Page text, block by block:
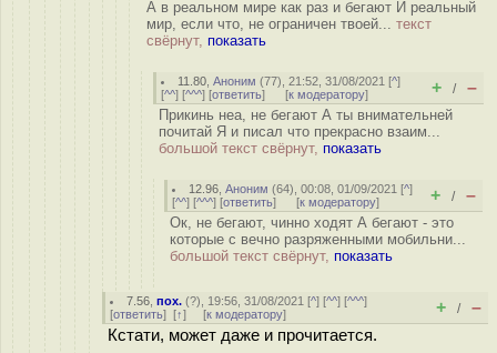
А в реальном мире как раз и бегают И реальный
мир, если что, не ограничен твоей... текст
свёрнут, показать
11.80 ,Аноним (77), 21:52, 31/08/2021 [^]
[^^] [^^^] [ответить] [к модератору] + / –
Прикинь неа, не бегают А ты внимательней
почитай Я и писал что прекрасно взаим...
большой текст свёрнут, показать
12.96 ,Аноним (64), 00:08, 01/09/2021 [^]
[^^] [^^^] [ответить] [к модератору] + / –
Ок, не бегают, чинно ходят А бегают - это
которые с вечно разряженными мобильни...
большой текст свёрнут, показать
7.56 ,пох. (?), 19:56, 31/08/2021 [^] [^^] [^^^]
[ответить] [↑] [к модератору] + / –
Кстати, может даже и прочитается.